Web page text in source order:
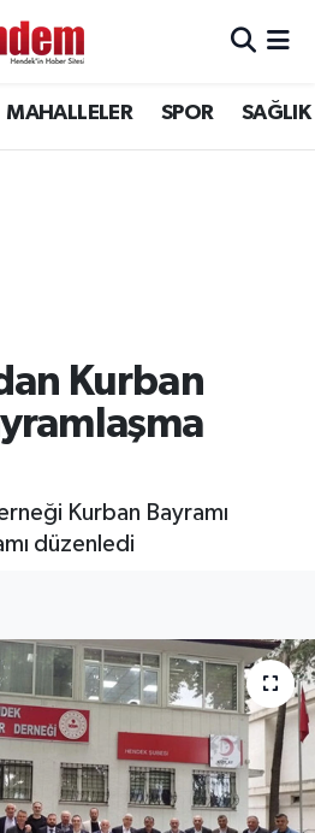
MAHALLELER SPOR SAĞLIK
Kurban
Kurban Bayramı
düzenledi
ve Fikstür